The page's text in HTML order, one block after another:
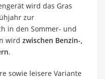
wird das Gras
zur
in den Sommer- und
wird zwischen Benzin-,
.
sowie leisere Variante